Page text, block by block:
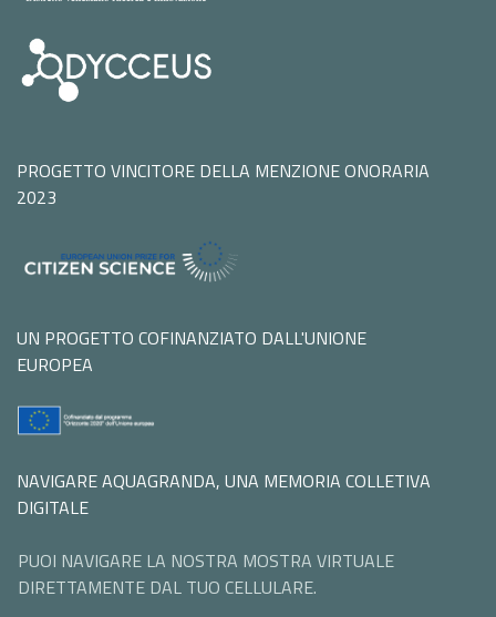
PROGETTO VINCITORE DELLA MENZIONE ONORARIA
2023
UN PROGETTO COFINANZIATO DALL'UNIONE
EUROPEA
NAVIGARE AQUAGRANDA, UNA MEMORIA COLLETIVA
DIGITALE
PUOI NAVIGARE LA NOSTRA MOSTRA VIRTUALE
DIRETTAMENTE DAL TUO CELLULARE.